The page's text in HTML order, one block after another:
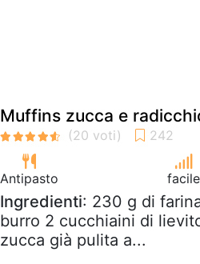
Muffins zucca e
Antipasto facile
Ingredienti: 230 g di
burro 2 cucchiaini di
zucca già pulita a...